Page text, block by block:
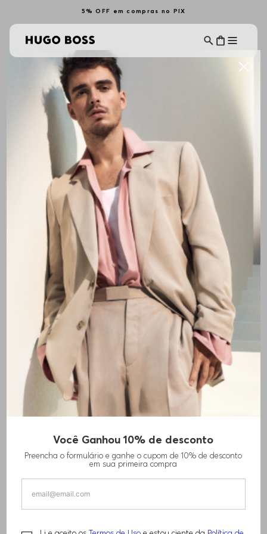
5% OFF em compras no PIX
Você Ganhou 10% de desconto
Preencha o formulário e ganhe o cupom de 10% de desconto
em sua primeira compra
MOLETOM COM FECHO EM MISTURA DE